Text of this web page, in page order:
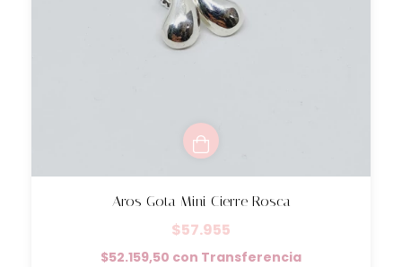
Aros Gota Mini Cierre Rosca
$57.955
$52.159,50 con Transferencia